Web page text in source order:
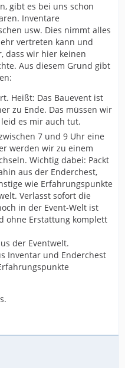
gibt es bei uns schon
Inventare
usw. Dies nimmt alles
vertreten kann und
dass wir hier keinen
Aus diesem Grund gibt
Heißt: Das Bauevent ist
zu Ende. Das müssen wir
es mir auch tut.
7 und 9 Uhr eine
werden wir zu einem
Wichtig dabei: Packt
aus der Enderchest,
wie Erfahrungspunkte
Verlasst sofort die
in der Event-Welt ist
ohne Erstattung komplett
der Eventwelt.
Inventar und Enderchest